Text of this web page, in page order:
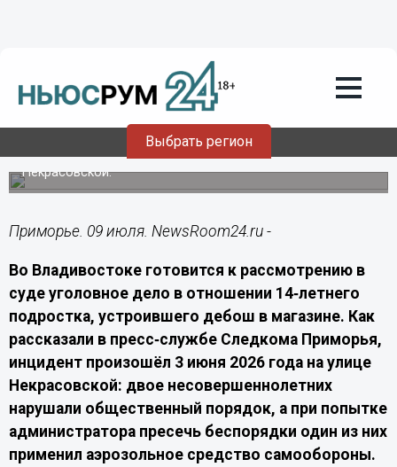
Выбрать регион
Подростка из Владивостока будут
судить за нападение с газом на
14‑летнего школьника будут судить за применение
аэрозольного средства в магазине на улице
Некрасовской.
Приморье. 09 июля. NewsRoom24.ru -
Во Владивостоке готовится к рассмотрению в
суде уголовное дело в отношении 14‑летнего
подростка, устроившего дебош в магазине. Как
рассказали в пресс‑службе Следкома Приморья,
инцидент произошёл 3 июня 2026 года на улице
Некрасовской: двое несовершеннолетних
нарушали общественный порядок, а при попытке
администратора пресечь беспорядки один из них
применил аэрозольное средство самообороны.